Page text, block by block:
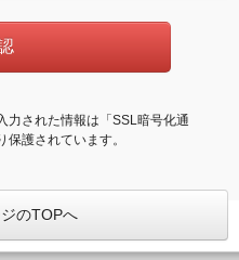
力された情報は「SSL暗号化通
保護されています。
のTOPへ